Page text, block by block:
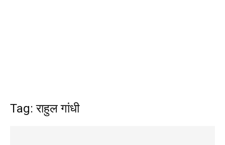
Tag: राहुल गांधी